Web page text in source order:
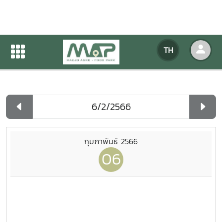
TH
ปฏิทินกิจกรรมของหน่วยงาน
ปฏิทินกิจกรรมของหน่วยงาน
กุมภาพันธ์ 2566
06